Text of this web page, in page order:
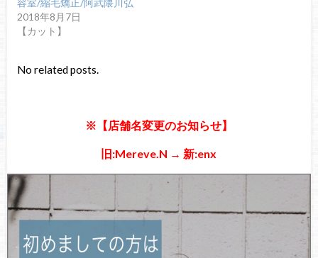
2018年8月7日
【カット】
No related posts.
※【店舗名変更のお知らせ】
旧:Mereve.N → 新:enx